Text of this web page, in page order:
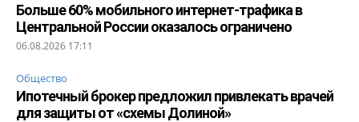
Больше 60% мобильного интернет-трафика в
Центральной России оказалось ограничено
06.08.2026 17:11
Общество
Ипотечный брокер предложил привлекать врачей
для защиты от «схемы Долиной»